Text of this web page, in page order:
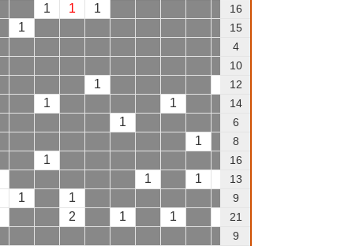
1 1 1 16
1 15
4
10
1 12
1 1 14
1 6
1 8
1 16
1 1 13
1 1 9
2 1 1 21
9